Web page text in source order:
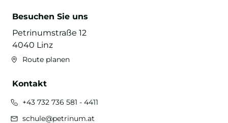
Besuchen Sie uns
Petrinumstraße 12
4040 Linz
Route planen
Kontakt
+43 732 736 581 - 4411
schule@petrinum.at